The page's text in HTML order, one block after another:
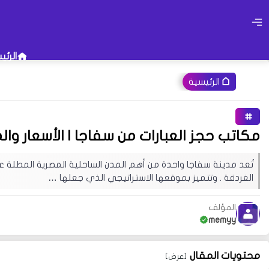
فصل الشتاء تاريخ إطلاق
قد يهمك البحث عن عبارات معينة
تجربة زيارة إحدى الأقسام فهناك
الرئيسية
مكاتب حجز العبارات من سفاجا | الأسعار
الغردقة . وتتميز بموقعها الاستراتيجي الذي جعلها …
المؤلف
memyy
محتويات المقال